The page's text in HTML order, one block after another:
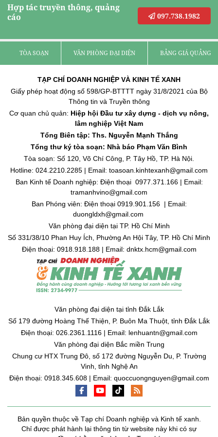
Hợp tác truyền thông, quảng
cáo
097.738.1982
TÒA SOẠN VĂN PHÒNG ĐẠI DIỆN BẢNG GIÁ QUẢNG
TẠP CHÍ DOANH NGHIỆP VÀ KINH TẾ XANH
Giấy phép hoạt động số 598/GP-BTTTT ngày 31/8/2021 của Bộ
Thông tin và Truyền thông
Cơ quan chủ quản: Hiệp hội Đầu tư xây dựng - dịch vụ nông,
lâm nghiệp Việt Nam
Tổng Biên tập: Ths. Nguyễn Mạnh Thắng
Tổng thư ký tòa soạn: Nhà báo Phạm Văn Bình
Tòa soạn: Số 120, Võ Chí Công, P. Tây Hồ, TP. Hà Nội.
Hotline: 024.2210.2285 | Email: toasoan.kinhtexanh@gmail.com
Ban Kinh tế Doanh nghiệp: Điện thoại 0977.371.166 | Email:
tramanhvino@gmail.com
Ban Phóng viên: Điện thoại 0919.901.156 | Email:
duongldxh@gmail.com
Văn phòng đại diện tại TP. Hồ Chí Minh
Số 331/38/10 Phan Huy Ích, Phường An Hội Tây, TP. Hồ Chí Minh
Điện thoại: 0918.918.188 | Email: dnktx.hcm@gmail.com
Văn phòng đại diện tại tỉnh Đắk Lắk
Số 179 đường Hoàng Thế Thiện, P. Buôn Ma Thuột, tỉnh Đắk Lắk
Điện thoại: 026.2361.1116 | Email: lenhuantn@gmail.com
Văn phòng đại diện Bắc miền Trung
Chung cư HTX Trung Đô, số 172 đường Nguyễn Du, P. Trường
Vinh, tỉnh Nghệ An
Điện thoại: 0918.345.608 | Email: quoccuongnguyen@gmail.com
Bản quyền thuộc về Tạp chí Doanh nghiệp và Kinh tế xanh.
Chỉ được phát hành lại thông tin từ website này khi có sự